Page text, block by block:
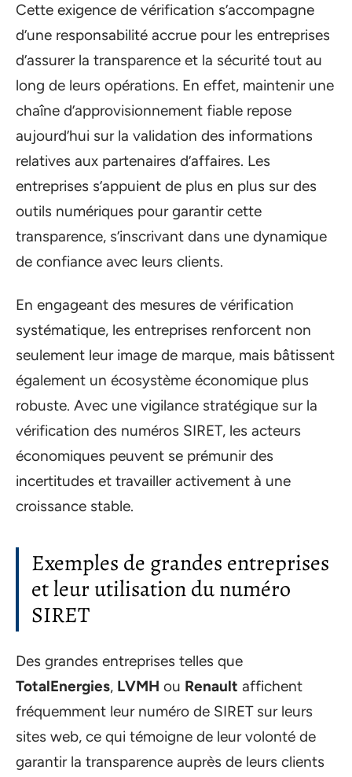
Cette exigence de vérification s’accompagne
d’une responsabilité accrue pour les entreprises
d’assurer la transparence et la sécurité tout au
long de leurs opérations. En effet, maintenir une
chaîne d’approvisionnement fiable repose
aujourd’hui sur la validation des informations
relatives aux partenaires d’affaires. Les
entreprises s’appuient de plus en plus sur des
outils numériques pour garantir cette
transparence, s’inscrivant dans une dynamique
de confiance avec leurs clients.
En engageant des mesures de vérification
systématique, les entreprises renforcent non
seulement leur image de marque, mais bâtissent
également un écosystème économique plus
robuste. Avec une vigilance stratégique sur la
vérification des numéros SIRET, les acteurs
économiques peuvent se prémunir des
incertitudes et travailler activement à une
croissance stable.
Exemples de grandes entreprises
et leur utilisation du numéro
SIRET
Des grandes entreprises telles que
TotalEnergies, LVMH ou Renault affichent
fréquemment leur numéro de SIRET sur leurs
sites web, ce qui témoigne de leur volonté de
garantir la transparence auprès de leurs clients